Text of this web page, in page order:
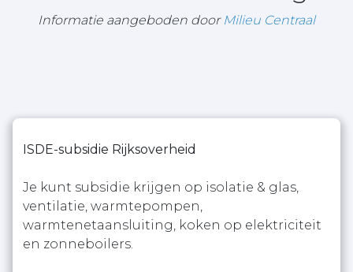
Informatie aangeboden door Milieu Centraal
ISDE-subsidie Rijksoverheid
Je kunt subsidie krijgen op isolatie & glas,
ventilatie, warmtepompen,
warmtenetaansluiting, koken op elektriciteit
en zonneboilers.